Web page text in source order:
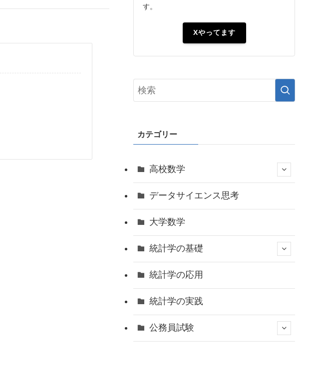
す。
Xやってます
カテゴリー
高校数学
データサイエンス思考
大学数学
統計学の基礎
統計学の応用
統計学の実践
公務員試験